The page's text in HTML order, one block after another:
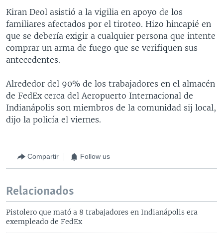
Kiran Deol asistió a la vigilia en apoyo de los
familiares afectados por el tiroteo. Hizo hincapié en
que se debería exigir a cualquier persona que intente
comprar un arma de fuego que se verifiquen sus
antecedentes.
Alrededor del 90% de los trabajadores en el almacén
de FedEx cerca del Aeropuerto Internacional de
Indianápolis son miembros de la comunidad sij local,
dijo la policía el viernes.
Compartir Follow us
Relacionados
Pistolero que mató a 8 trabajadores en Indianápolis era
exempleado de FedEx